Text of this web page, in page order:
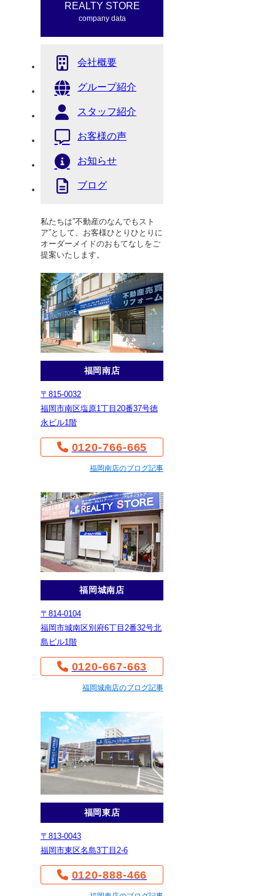
REALTY STORE
company data
会社概要
グループ紹介
スタッフ紹介
お客様の声
お知らせ
ブログ
私たちは”不動産のなんでもスト
ア”として、お客様ひとりひとりに
オーダーメイドのおもてなしをご
提案いたします。
福岡南店
〒815-0032
福岡市南区塩原1丁目20番37号徳
永ビル1階
0120-766-665
福岡南店のブログ記事
福岡城南店
〒814-0104
福岡市城南区別府6丁目2番32号北
島ビル1階
0120-667-663
福岡城南店のブログ記事
福岡東店
〒813-0043
福岡市東区名島3丁目2-6
0120-888-466